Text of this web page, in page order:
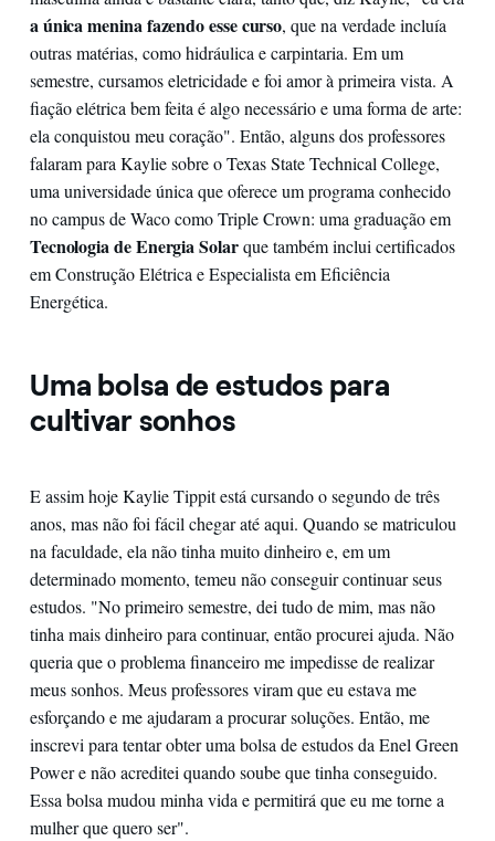
a única menina fazendo esse curso, que na verdade incluía
outras matérias, como hidráulica e carpintaria. Em um
semestre, cursamos eletricidade e foi amor à primeira vista. A
fiação elétrica bem feita é algo necessário e uma forma de arte:
ela conquistou meu coração". Então, alguns dos professores
falaram para Kaylie sobre o Texas State Technical College,
uma universidade única que oferece um programa conhecido
no campus de Waco como Triple Crown: uma graduação em
Tecnologia de Energia Solarque também inclui certificados
em Construção Elétrica e Especialista em Eficiência
Energética.
Uma bolsa de estudos para
cultivar sonhos
E assim hoje Kaylie Tippit está cursando o segundo de três
anos, mas não foi fácil chegar até aqui. Quando se matriculou
na faculdade, ela não tinha muito dinheiro e, em um
determinado momento, temeu não conseguir continuar seus
estudos. "No primeiro semestre, dei tudo de mim, mas não
tinha mais dinheiro para continuar, então procurei ajuda. Não
queria que o problema financeiro me impedisse de realizar
meus sonhos. Meus professores viram que eu estava me
esforçando e me ajudaram a procurar soluções. Então, me
inscrevi para tentar obter uma bolsa de estudos da Enel Green
Power e não acreditei quando soube que tinha conseguido.
Essa bolsa mudou minha vida e permitirá que eu me torne a
mulher que quero ser".